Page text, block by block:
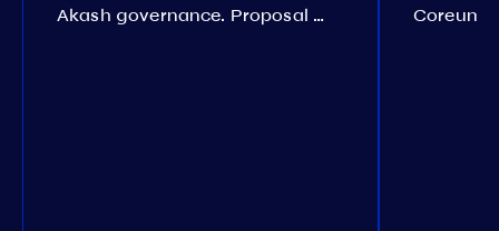
Akash governance. Proposal №308